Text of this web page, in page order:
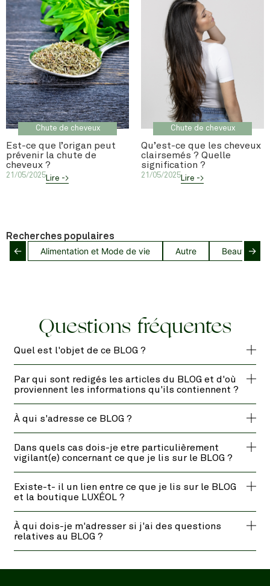
Chute de cheveux
Est-ce que l’origan peut
prévenir la chute de
cheveux ?
21/05/2025Lire ->
Chute de cheveux
Qu’est-ce que les cheveux
clairsemés ? Quelle
signification ?
21/05/2025Lire ->
Recherches populaires
← Alimentation et Mode de vie Autre Beauté→
Questions fréquentes
Quel est l'objet de ce BLOG ?
Par qui sont redigés les articles du BLOG et d'où
proviennent les informations qu'ils contiennent ?
À qui s'adresse ce BLOG ?
Dans quels cas dois-je etre particulièrement
vigilant(e) concernant ce que je lis sur le BLOG ?
Existe-t- il un lien entre ce que je lis sur le BLOG
et la boutique LUXÉOL ?
À qui dois-je m'adresser si j'ai des questions
relatives au BLOG ?